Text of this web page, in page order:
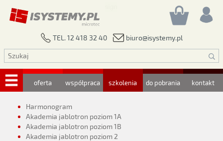
TEL. 12 418 32 40 biuro@isystemy.pl
oferta współpraca szkolenia do pobrania kontakt
Harmonogram
Akademia jablotron poziom 1A
Akademia jablotron poziom 1B
Akademia jablotron poziom 2